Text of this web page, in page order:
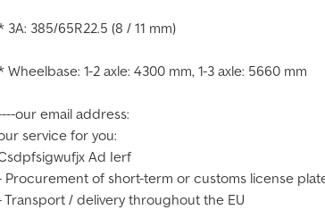
3A: 385/65R22.5 (8 / 11 mm)
Wheelbase: 1-2 axle: 4300 mm, 1-3 axle: 5660 mm
our email address:
service for you:
Ad Ierf
Procurement of short-term or customs license
Transport / delivery throughout the EU